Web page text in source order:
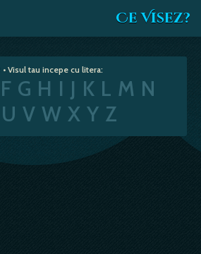
Ce Visez?
• Visul tau incepe cu litera:
F G H I J K L M N
U V W X Y Z